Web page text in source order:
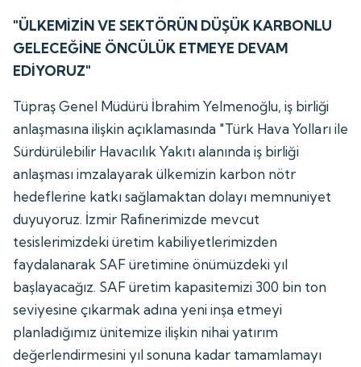
"ÜLKEMİZİN VE SEKTÖRÜN DÜŞÜK KARBONLU
GELECEĞİNE ÖNCÜLÜK ETMEYE DEVAM
EDİYORUZ"
Tüpraş Genel Müdürü İbrahim Yelmenoğlu, iş birliği
anlaşmasına ilişkin açıklamasında "Türk Hava Yolları ile
Sürdürülebilir Havacılık Yakıtı alanında iş birliği
anlaşması imzalayarak ülkemizin karbon nötr
hedeflerine katkı sağlamaktan dolayı memnuniyet
duyuyoruz. İzmir Rafinerimizde mevcut
tesislerimizdeki üretim kabiliyetlerimizden
faydalanarak SAF üretimine önümüzdeki yıl
başlayacağız. SAF üretim kapasitemizi 300 bin ton
seviyesine çıkarmak adına yeni inşa etmeyi
planladığımız ünitemize ilişkin nihai yatırım
değerlendirmesini yıl sonuna kadar tamamlamayı